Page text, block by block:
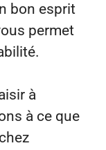
bon esprit
permet
à
à ce que